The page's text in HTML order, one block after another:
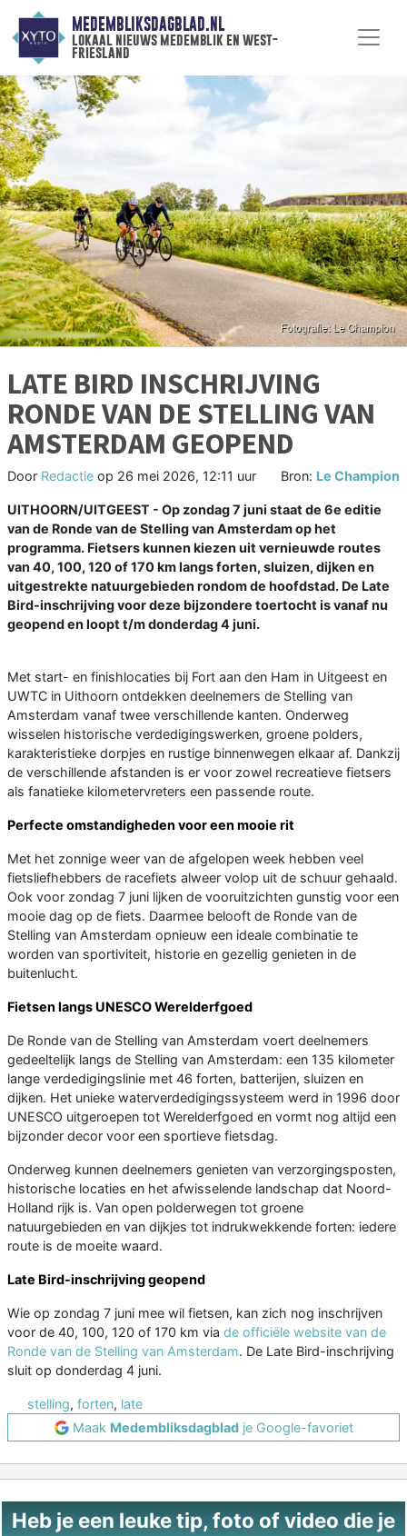
MEDEMBLIKSDAGBLAD.NL
lokaal nieuws medemblik en west-
friesland
LATE BIRD INSCHRIJVING
RONDE VAN DE STELLING VAN
AMSTERDAM GEOPEND
Door Redactie op 26 mei 2026, 12:11 uur Bron: Le Champion
UITHOORN/UITGEEST - Op zondag 7 juni staat de 6e editie
van de Ronde van de Stelling van Amsterdam op het
programma. Fietsers kunnen kiezen uit vernieuwde routes
van 40, 100, 120 of 170 km langs forten, sluizen, dijken en
uitgestrekte natuurgebieden rondom de hoofdstad. De Late
Bird-inschrijving voor deze bijzondere toertocht is vanaf nu
geopend en loopt t/m donderdag 4 juni.
Met start- en finishlocaties bij Fort aan den Ham in Uitgeest en
UWTC in Uithoorn ontdekken deelnemers de Stelling van
Amsterdam vanaf twee verschillende kanten. Onderweg
wisselen historische verdedigingswerken, groene polders,
karakteristieke dorpjes en rustige binnenwegen elkaar af. Dankzij
de verschillende afstanden is er voor zowel recreatieve fietsers
als fanatieke kilometervreters een passende route.
Perfecte omstandigheden voor een mooie rit
Met het zonnige weer van de afgelopen week hebben veel
fietsliefhebbers de racefiets alweer volop uit de schuur gehaald.
Ook voor zondag 7 juni lijken de vooruitzichten gunstig voor een
mooie dag op de fiets. Daarmee belooft de Ronde van de
Stelling van Amsterdam opnieuw een ideale combinatie te
worden van sportiviteit, historie en gezellig genieten in de
buitenlucht.
Fietsen langs UNESCO Werelderfgoed
De Ronde van de Stelling van Amsterdam voert deelnemers
gedeeltelijk langs de Stelling van Amsterdam: een 135 kilometer
lange verdedigingslinie met 46 forten, batterijen, sluizen en
dijken. Het unieke waterverdedigingssysteem werd in 1996 door
UNESCO uitgeroepen tot Werelderfgoed en vormt nog altijd een
bijzonder decor voor een sportieve fietsdag.
Onderweg kunnen deelnemers genieten van verzorgingsposten,
historische locaties en het afwisselende landschap dat Noord-
Holland rijk is. Van open polderwegen tot groene
natuurgebieden en van dijkjes tot indrukwekkende forten: iedere
route is de moeite waard.
Late Bird-inschrijving geopend
Wie op zondag 7 juni mee wil fietsen, kan zich nog inschrijven
voor de 40, 100, 120 of 170 km via de officiële website van de
Ronde van de Stelling van Amsterdam. De Late Bird-inschrijving
sluit op donderdag 4 juni.
stelling, forten, late
Maak Medembliksdagbladje Google-favoriet
Heb je een leuke tip, foto of video die je